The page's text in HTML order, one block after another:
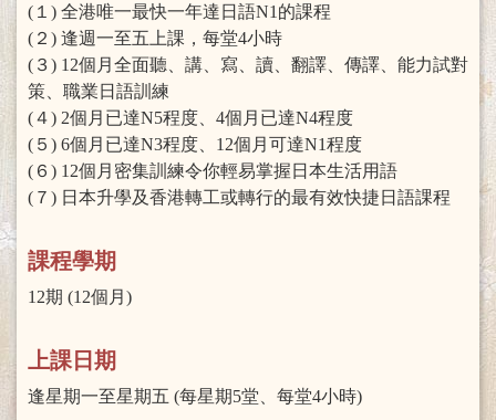
(１) 全港唯一最快一年達日語N1的課程
(２) 逢週一至五上課，每堂4小時
(３) 12個月全面聽、講、寫、讀、翻譯、傳譯、能力試對
策、職業日語訓練
(４) 2個月已達N5程度、4個月已達N4程度
(５) 6個月已達N3程度、12個月可達N1程度
(６) 12個月密集訓練令你輕易掌握日本生活用語
(７) 日本升學及香港轉工或轉行的最有效快捷日語課程
課程學期
12期 (12個月)
上課日期
逢星期一至星期五 (每星期5堂、每堂4小時)